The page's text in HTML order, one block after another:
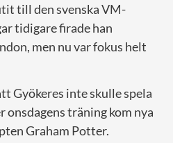
till den svenska VM-
tidigare firade han
men nu var fokus helt
Gyökeres inte skulle spela
onsdagens träning kom nya
Graham Potter.